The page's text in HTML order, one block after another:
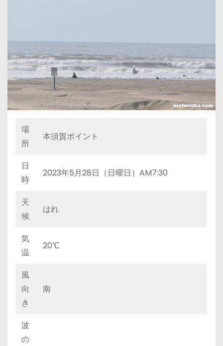
場
所
本須賀ポイント
日
時
2023年5月28日（日曜日）AM7:30
天
候
はれ
気
温
20℃
風
向
き
南
波
の